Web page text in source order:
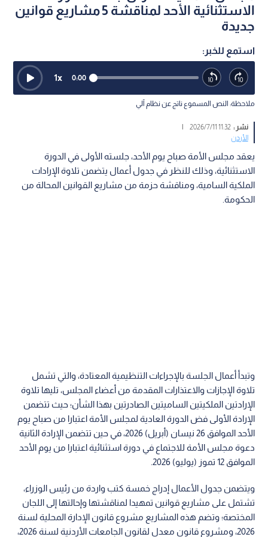
الاستثنائية الأحد لمناقشة 5 مشاريع قوانين
جديدة
استمع للخبر:
0:00
1x
ملاحظة: النص المسموع ناتج عن نظام آلي
نشر :11:32 2026/7/11
|
الأردن
يعقد مجلس الأمة صباح يوم الأحد، جلسته الأولى في الدورة
الاستثنائية، وذلك للنظر في جدول أعمال يتضمن تلاوة الإرادات
الملكية السامية، ومناقشة حزمة من مشاريع القوانين المحالة من
الحكومة.
وتبدأ أعمال الجلسة بالإجراءات التنظيمية المعتادة، والتي تشمل
تلاوة الإجازات والاعتذارات المقدمة من أعضاء المجلس، تليها تلاوة
الإرادتين الملكيتين الساميتين الصادرتين بهذا الشأن؛ حيث تتضمن
الإرادة الأولى فض الدورة العادية لمجلس الأمة اعتبارا من صباح يوم
الأحد الموافق 26 نيسان (أبريل) 2026، في حين تتضمن الإرادة الثانية
دعوة مجلس الأمة للاجتماع في دورة استثنائية اعتبارا من يوم الأحد
الموافق 12 تموز (يوليو) 2026.
ويتضمن جدول الأعمال إدراج خمسة كتب واردة من رئيس الوزراء،
تشتمل على مشاريع قوانين تمهيدا لمناقشتها وإحالتها إلى اللجان
المختصة؛ وتضم هذه المشاريع مشروع قانون الإدارة المحلية لسنة
2026، ومشروع قانون معدل لقانون الجامعات الأردنية لسنة 2026،